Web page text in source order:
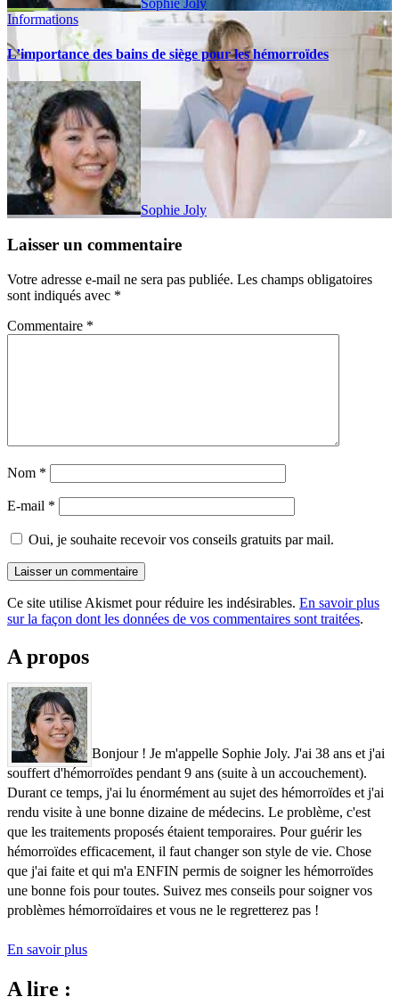
Informations
L’importance des bains de siège pour les hémorroïdes
Sophie Joly
Laisser un commentaire
Votre adresse e-mail ne sera pas publiée. Les champs obligatoires
sont indiqués avec *
Commentaire *
Nom *
E-mail *
Oui, je souhaite recevoir vos conseils gratuits par mail.
Ce site utilise Akismet pour réduire les indésirables. En savoir plus
sur la façon dont les données de vos commentaires sont traitées.
A propos
Bonjour ! Je m'appelle Sophie Joly. J'ai 38 ans et j'ai
souffert d'hémorroïdes pendant 9 ans (suite à un accouchement).
Durant ce temps, j'ai lu énormément au sujet des hémorroïdes et j'ai
rendu visite à une bonne dizaine de médecins. Le problème, c'est
que les traitements proposés étaient temporaires. Pour guérir les
hémorroïdes efficacement, il faut changer son style de vie. Chose
que j'ai faite et qui m'a ENFIN permis de soigner les hémorroïdes
une bonne fois pour toutes. Suivez mes conseils pour soigner vos
problèmes hémorroïdaires et vous ne le regretterez pas !
En savoir plus
A lire :